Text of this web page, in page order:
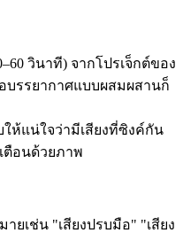
วินาที) จากโปรเจ็กต์ของ
บรรยากาศแบบผสมผสานก็
ห้แน่ใจว่ามีเสียงที่ซิงค์กัน
ตือนด้วยภาพ
ยเช่น "เสียงปรบมือ" "เสียง